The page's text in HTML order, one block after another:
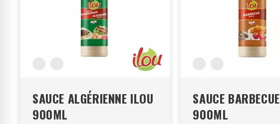
SAUCE ALGÉRIENNE ILOU
900ML
SAUCE BARBECUE ILOU
900ML